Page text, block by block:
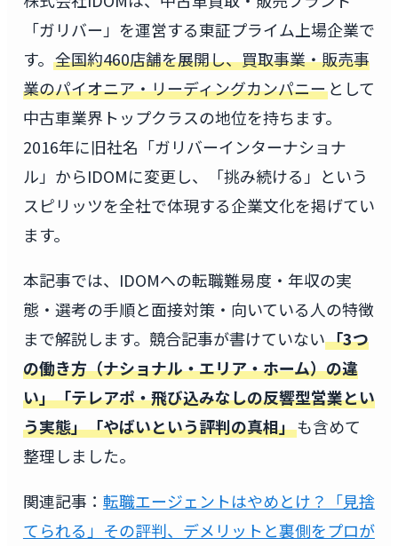
「ガリバー」を運営する東証プライム上場企業で
す。 全国約460店舗を展開し、買取事業・販売事
業のパイオニア・リーディングカンパニーとして
中古車業界トップクラスの地位を持ちます。
2016年に旧社名「ガリバーインターナショナ
ル」からIDOMに変更し、「挑み続ける」という
スピリッツを全社で体現する企業文化を掲げてい
ます。
本記事では、IDOMへの転職難易度・年収の実
態・選考の手順と面接対策・向いている人の特徴
まで解説します。競合記事が書けていない「3つ
の働き方（ナショナル・エリア・ホーム）の違
い」「テレアポ・飛び込みなしの反響型営業とい
う実態」「やばいという評判の真相」も含めて
整理しました。
関連記事： 転職エージェントはやめとけ？「見捨
てられる」その評判、デメリットと裏側をプロが